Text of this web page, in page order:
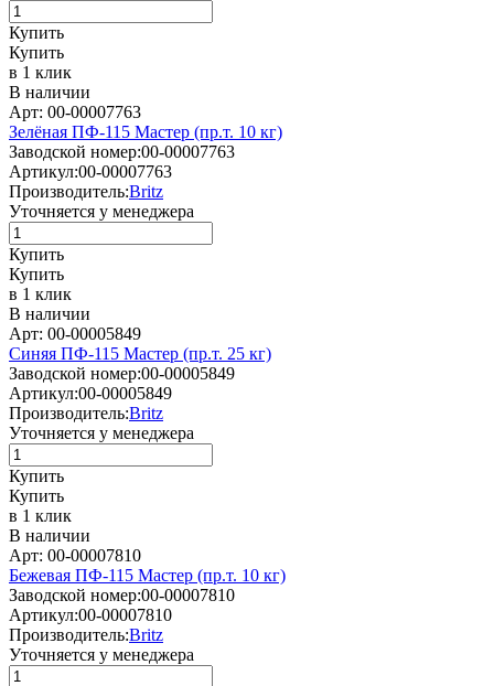
Купить
Купить
в 1 клик
В наличии
Арт: 00-00007763
Зелёная ПФ-115 Мастер (пр.т. 10 кг)
Заводской номер:00-00007763
Артикул:00-00007763
Производитель:Britz
Уточняется у менеджера
Купить
Купить
в 1 клик
В наличии
Арт: 00-00005849
Синяя ПФ-115 Мастер (пр.т. 25 кг)
Заводской номер:00-00005849
Артикул:00-00005849
Производитель:Britz
Уточняется у менеджера
Купить
Купить
в 1 клик
В наличии
Арт: 00-00007810
Бежевая ПФ-115 Мастер (пр.т. 10 кг)
Заводской номер:00-00007810
Артикул:00-00007810
Производитель:Britz
Уточняется у менеджера